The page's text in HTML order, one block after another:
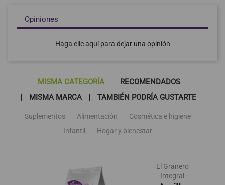
Opiniones
Haga clic aquí para dejar una opinión
MISMA CATEGORÍA
RECOMENDADOS
MISMA MARCA
TAMBIÉN PODRÍA GUSTARTE
Suplementos Alimentación
Cosmética e higiene
Infantil
Hogar y bienestar
El Granero
Integral